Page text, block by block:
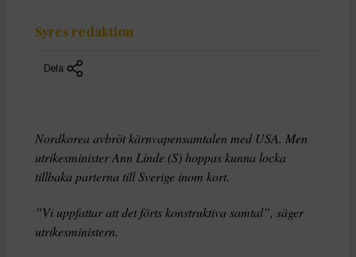
Syres redaktion
Dela
Nordkorea avbröt kärnvapensamtalen med USA. Men
utrikesminister Ann Linde (S) hoppas kunna locka
tillbaka parterna till Sverige inom kort.
”Vi uppfattar att det förts konstruktiva samtal”, säger
utrikesministern.